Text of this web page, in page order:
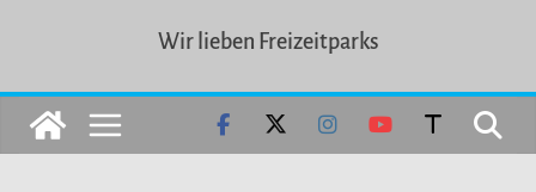
Wir lieben Freizeitparks